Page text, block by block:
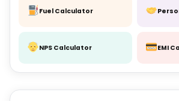
Fuel Calculator
NPS Calculator EMI